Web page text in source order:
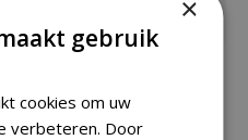
×
gebruik
cookies om uw
verbeteren. Door